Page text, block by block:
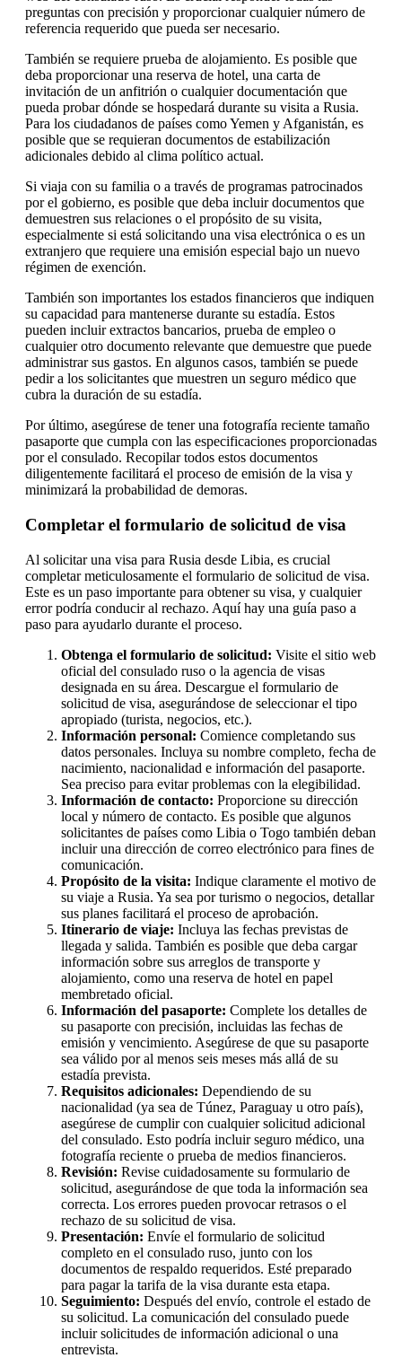
preguntas con precisión y proporcionar cualquier número de
referencia requerido que pueda ser necesario.
También se requiere prueba de alojamiento. Es posible que
deba proporcionar una reserva de hotel, una carta de
invitación de un anfitrión o cualquier documentación que
pueda probar dónde se hospedará durante su visita a Rusia.
Para los ciudadanos de países como Yemen y Afganistán, es
posible que se requieran documentos de estabilización
adicionales debido al clima político actual.
Si viaja con su familia o a través de programas patrocinados
por el gobierno, es posible que deba incluir documentos que
demuestren sus relaciones o el propósito de su visita,
especialmente si está solicitando una visa electrónica o es un
extranjero que requiere una emisión especial bajo un nuevo
régimen de exención.
También son importantes los estados financieros que indiquen
su capacidad para mantenerse durante su estadía. Estos
pueden incluir extractos bancarios, prueba de empleo o
cualquier otro documento relevante que demuestre que puede
administrar sus gastos. En algunos casos, también se puede
pedir a los solicitantes que muestren un seguro médico que
cubra la duración de su estadía.
Por último, asegúrese de tener una fotografía reciente tamaño
pasaporte que cumpla con las especificaciones proporcionadas
por el consulado. Recopilar todos estos documentos
diligentemente facilitará el proceso de emisión de la visa y
minimizará la probabilidad de demoras.
Completar el formulario de solicitud de visa
Al solicitar una visa para Rusia desde Libia, es crucial
completar meticulosamente el formulario de solicitud de visa.
Este es un paso importante para obtener su visa, y cualquier
error podría conducir al rechazo. Aquí hay una guía paso a
paso para ayudarlo durante el proceso.
Obtenga el formulario de solicitud: Visite el sitio web
oficial del consulado ruso o la agencia de visas
designada en su área. Descargue el formulario de
solicitud de visa, asegurándose de seleccionar el tipo
apropiado (turista, negocios, etc.).
Información personal: Comience completando sus
datos personales. Incluya su nombre completo, fecha de
nacimiento, nacionalidad e información del pasaporte.
Sea preciso para evitar problemas con la elegibilidad.
Información de contacto: Proporcione su dirección
local y número de contacto. Es posible que algunos
solicitantes de países como Libia o Togo también deban
incluir una dirección de correo electrónico para fines de
comunicación.
Propósito de la visita: Indique claramente el motivo de
su viaje a Rusia. Ya sea por turismo o negocios, detallar
sus planes facilitará el proceso de aprobación.
Itinerario de viaje: Incluya las fechas previstas de
llegada y salida. También es posible que deba cargar
información sobre sus arreglos de transporte y
alojamiento, como una reserva de hotel en papel
membretado oficial.
Información del pasaporte: Complete los detalles de
su pasaporte con precisión, incluidas las fechas de
emisión y vencimiento. Asegúrese de que su pasaporte
sea válido por al menos seis meses más allá de su
estadía prevista.
Requisitos adicionales: Dependiendo de su
nacionalidad (ya sea de Túnez, Paraguay u otro país),
asegúrese de cumplir con cualquier solicitud adicional
del consulado. Esto podría incluir seguro médico, una
fotografía reciente o prueba de medios financieros.
Revisión: Revise cuidadosamente su formulario de
solicitud, asegurándose de que toda la información sea
correcta. Los errores pueden provocar retrasos o el
rechazo de su solicitud de visa.
Presentación: Envíe el formulario de solicitud
completo en el consulado ruso, junto con los
documentos de respaldo requeridos. Esté preparado
para pagar la tarifa de la visa durante esta etapa.
Seguimiento: Después del envío, controle el estado de
su solicitud. La comunicación del consulado puede
incluir solicitudes de información adicional o una
entrevista.